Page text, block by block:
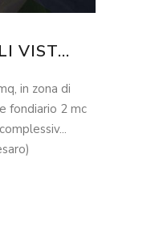
VIST...
in zona di
fondiario 2 mc